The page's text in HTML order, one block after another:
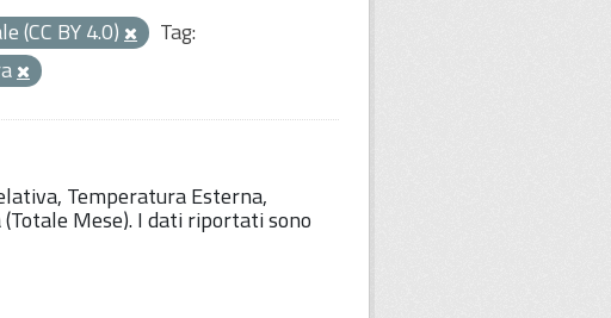
(CC BY 4.0)
Tag:
Temperatura Esterna,
Mese). I dati riportati sono